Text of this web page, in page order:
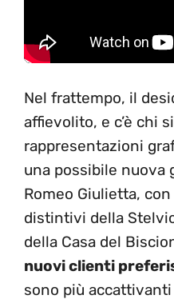
Nel frattempo, il
affievolito, e c’è chi
rappresentazioni
una possibile nuova
Romeo Giulietta,
distintivi della
della Casa del
nuovi clienti
sono più